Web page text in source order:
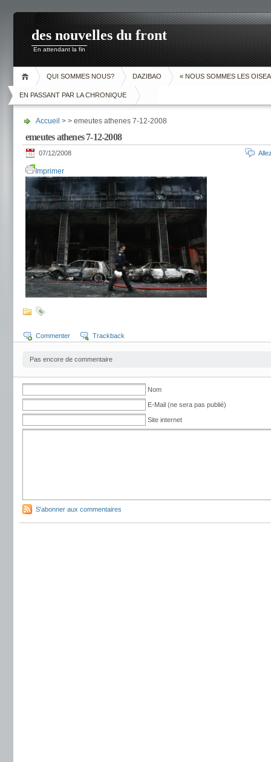
des nouvelles du front
En attendant la fin
QUI SOMMES NOUS? DAZIBAO « NOUS SOMMES LES
EN PASSANT PAR LA CHRONIQUE
Accueil > > emeutes athenes 7-12-2008
emeutes athenes 7-12-2008
07/12/2008
Imprimer
Commenter Trackback
Pas encore de commentaire
Nom
E-Mail (ne sera pas publié)
Site internet
S'abonner aux commentaires